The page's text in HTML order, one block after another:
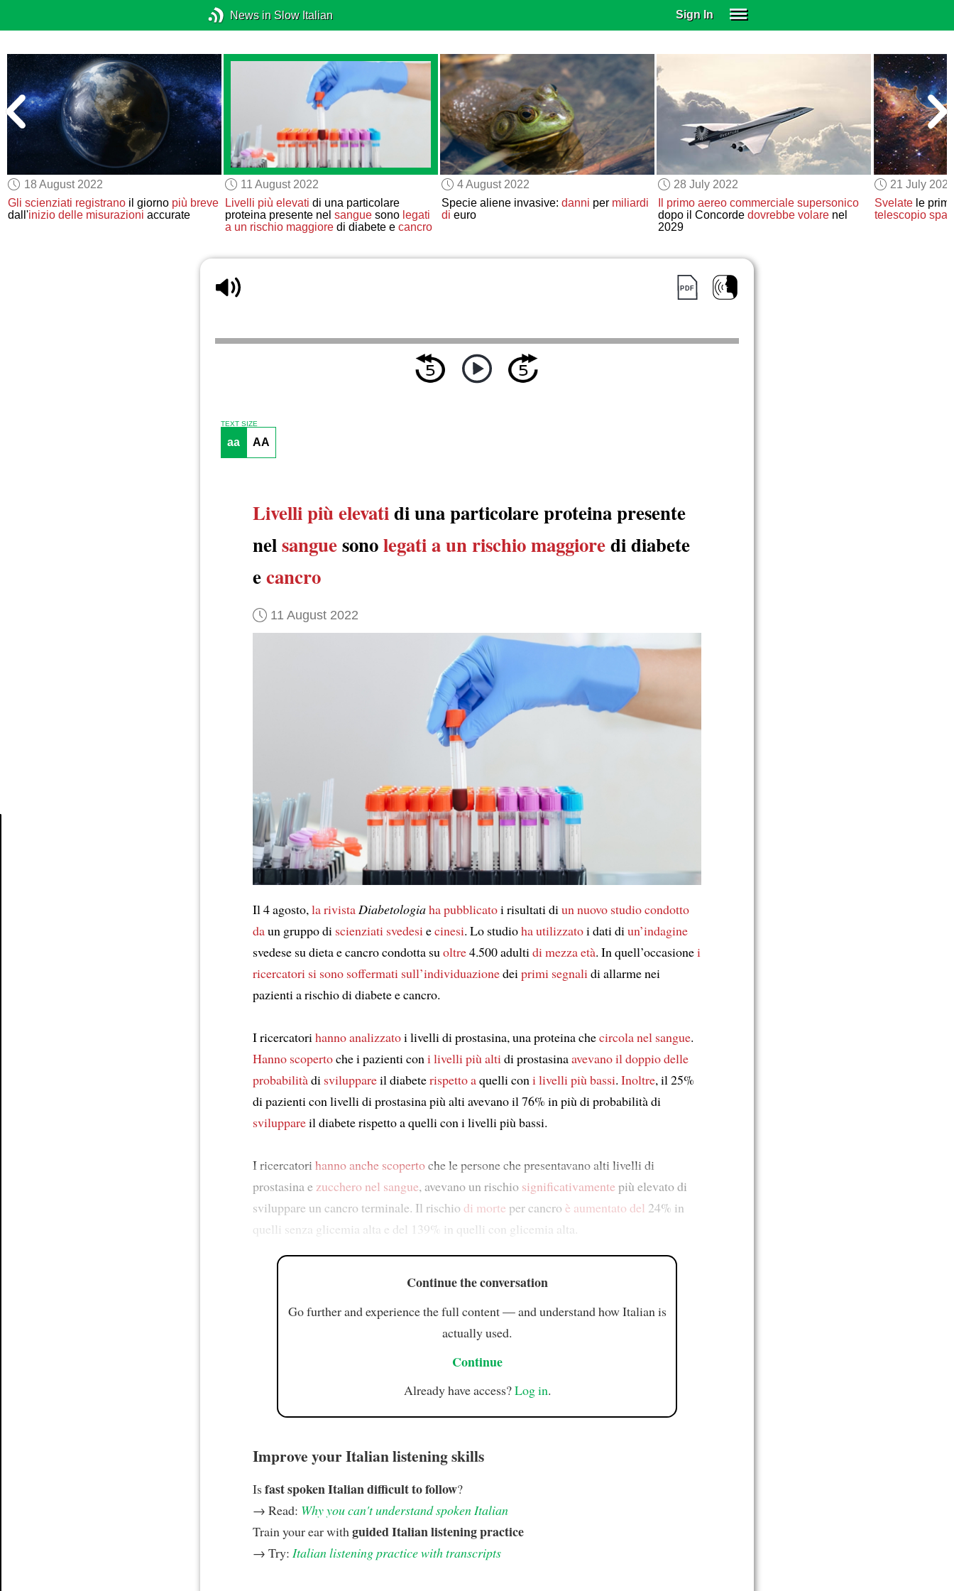
News in Slow Italian Sign In
EDUCATIONAL LICENSES
GIFT CARDS
OTHER LANGUAGES
ABOUT US
ALEXA
ADJUST COLORS
18 August 2022
Gli scienziati registrano il giorno più breve
dall'inizio delle misurazioni accurate
11 August 2022
Livelli più elevati di una particolare
proteina presente nel sanguesono legati
a un rischio maggioredi diabete e cancro
4 August 2022
Specie aliene invasive: danni per miliardi
di euro
28 July 2022
Il primo aereo commerciale supersonico
dopo il Concorde dovrebbe volarenel
2029
21 July
Svelate le
telescopio
TEXT SIZE
aa AA
Livelli più elevatidi una particolare proteina presente
nelsanguesonolegati aun rischio maggioredi diabete
ecancro
11 August 2022
Il 4 agosto,la rivistaDiabetologiaha pubblicatoi risultati diun nuovo studiocondotto
daun gruppo di scienziati svedesiecinesi. Lo studioha utilizzatoi dati diun’indagine
svedese su dieta e cancro condotta suoltre4.500 adultidi mezza età. In quell’occasionei
ricercatori si sono soffermati sull’individuazionedeiprimi segnalidi allarme nei
pazienti a rischio di diabete e cancro.
I ricercatorihanno analizzatoi livelli di prostasina, una proteina checircola nel sangue.
Hanno scopertoche i pazienti coni livelli più altidi prostasinaavevano il doppio delle
probabilitàdi sviluppareil diabeterispetto aquelli coni livelli più bassi. Inoltre, il 25%
di pazienti con livelli di prostasina più alti avevano il 76% in più di probabilità di
sviluppareil diabete rispetto a quelli con i livelli più bassi.
I ricercatori hanno anche scopertoche le persone che presentavano alti livelli di
prostasina ezucchero nel sangue, avevano un rischio significativamentepiù elevato di
sviluppare un cancro terminale. Il rischio di morte per cancro è aumentato del 24% in
quelli senza glicemia alta e del 139% in quelli con glicemia alta.
Continue the conversation
Go further and experience the full content — and understand how Italian is
actually used.
Continue
Already have access?Log in.
Improve your Italian listening skills
Isfast spoken Italian difficult to follow?
→ Read: Why you can't understand spoken Italian
Train your ear with guided Italian listening practice
→ Try: Italian listening practice with transcripts